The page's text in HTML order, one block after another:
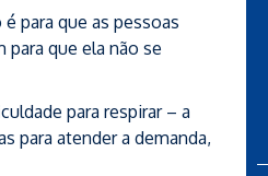
para que as pessoas
que ela não se
para respirar – a
para atender a demanda,